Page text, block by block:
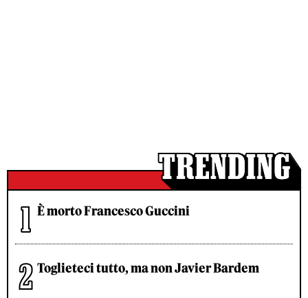
È morto Francesco Guccini
Toglieteci tutto, ma non Javier Bardem